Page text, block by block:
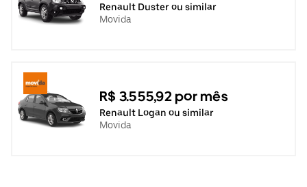
Renault Duster ou similar
Movida
R$ 3.555,92 por mês
Renault Logan ou similar
Movida